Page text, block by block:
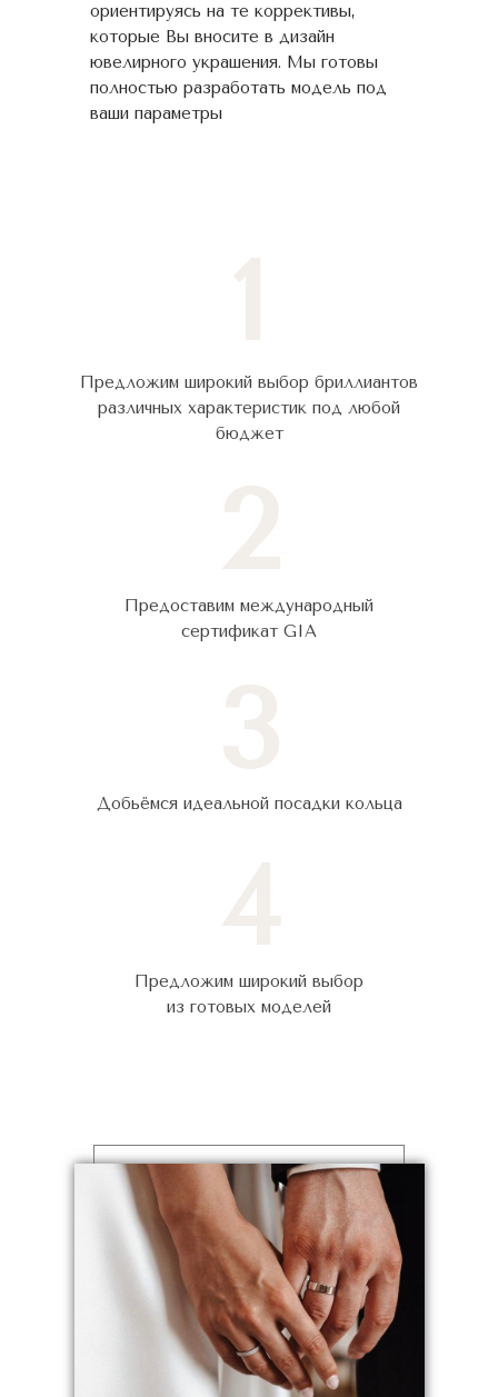
ориентируясь на те коррективы,
которые Вы вносите в дизайн
ювелирного украшения. Мы готовы
полностью разработать модель под
ваши параметры
Предложим широкий выбор бриллиантов
различных характеристик под любой
бюджет
Предоставим международный
сертификат GIA
Добьёмся идеальной посадки кольца
Предложим широкий выбор
из готовых моделей